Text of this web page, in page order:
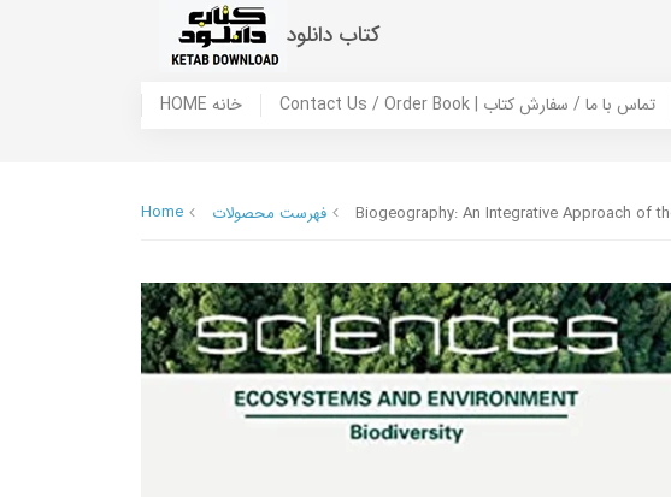
کتاب دانلود
HOME خانه Contact Us / Order Book | تماس با ما / سفارش کتاب
Home فهرست محصولات Biogeography: An Integrative Approach of